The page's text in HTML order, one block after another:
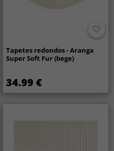
Tapetes redondos - Aranga
Super Soft Fur (bege)
34.99 €